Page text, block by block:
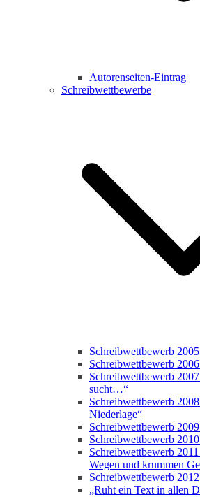
Autorenseiten-Eintrag
Schreibwettbewerbe
Schreibwettbewerb
Schreibwettbewerb
Schreibwettbewerb
sucht…“
Schreibwettbewerb
Niederlage“
Schreibwettbewerb
Schreibwettbewerb
Schreibwettbewerb
Wegen und krummen
Schreibwettbewerb
„Ruht ein Text in allen